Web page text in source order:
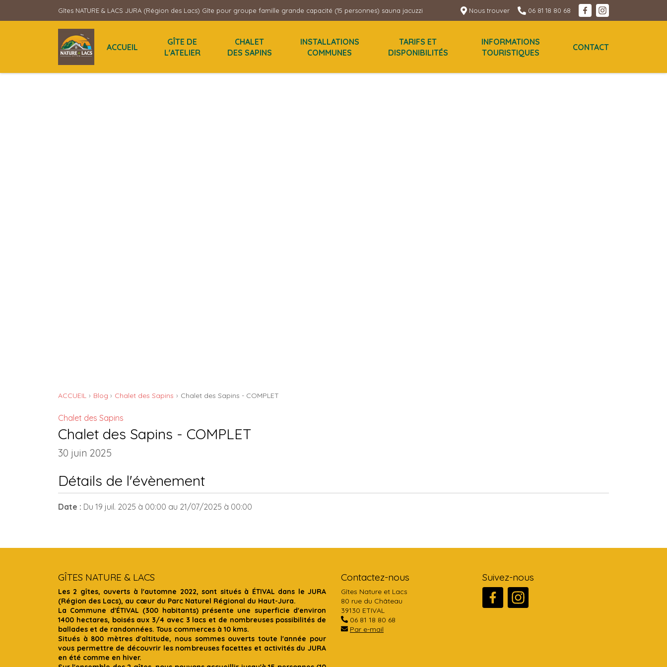
Gîtes NATURE & LACS JURA (Région des Lacs) Gîte pour groupe famille grande capacité (15 personnes) sauna jacuzzi Nous trouver 06 81 18 80 68
ACCUEIL
GÎTE DE
L'ATELIER
CHALET
DES SAPINS
INSTALLATIONS
COMMUNES
TARIFS ET
DISPONIBILITÉS
INFORMATIONS
TOURISTIQUES
CONTACT
ACCUEIL Blog Chalet des Sapins Chalet des Sapins - COMPLET
Chalet des Sapins
Chalet des Sapins - COMPLET
30 juin 2025
Détails de l'évènement
Date : Du 19 juil. 2025 à 00:00 au 21/07/2025 à 00:00
GÎTES NATURE & LACS
Les 2 gîtes, ouverts à l'automne 2022, sont situés à ÉTIVAL dans le JURA
(Région des Lacs), au cœur du Parc Naturel Régional du Haut-Jura.
La Commune d'ÉTIVAL (300 habitants) présente une superficie d'environ
1400 hectares, boisés aux 3/4 avec 3 lacs et de nombreuses possibilités de
ballades et de randonnées. Tous commerces à 10 kms.
Situés à 800 mètres d'altitude, nous sommes ouverts toute l'année pour
vous permettre de découvrir les nombreuses facettes et activités du JURA
en été comme en hiver.
Contactez-nous
Gîtes Nature et Lacs
80 rue du Château
39130 ETIVAL
06 81 18 80 68
Par e-mail
Suivez-nous